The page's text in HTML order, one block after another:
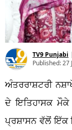
TV9 Punjabi
Published:27
ਅੰਤਰਰਾਸ਼ਟਰੀ
ਦੇ ਇਤਿਹਾਸਕ ਮੌਕੇ
ਪ੍ਰਸ਼ਾਸਨ ਵੱਲੋਂ ਇੱਕ